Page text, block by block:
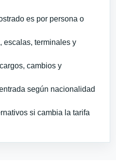
es por persona o
escalas, terminales y
cambios y
según nacionalidad
si cambia la tarifa